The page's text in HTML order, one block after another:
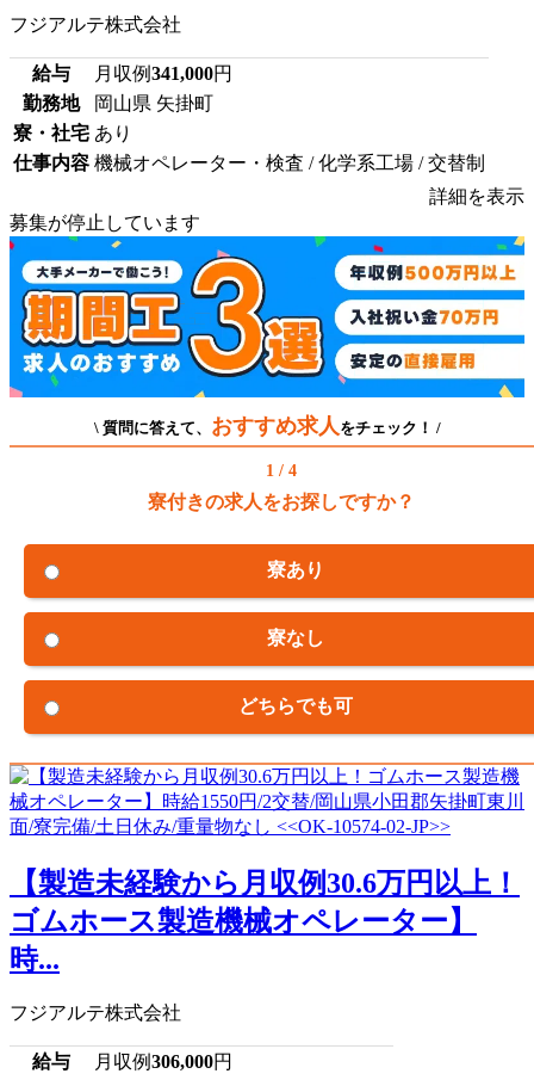
フジアルテ株式会社
給与 月収例341,000円
勤務地
岡山県 矢掛町
寮・社宅 あり
仕事内容 機械オペレーター・検査 / 化学系工場 / 交替制
詳細を表示
募集が停止しています
\ 質問に答えて、 おすすめ求人 をチェック！ /
1 / 4
寮付きの求人をお探しですか？
寮あり
寮なし
どちらでも可
【製造未経験から月収例30.6万円以上！
ゴムホース製造機械オペレーター】
時...
フジアルテ株式会社
給与 月収例306,000円